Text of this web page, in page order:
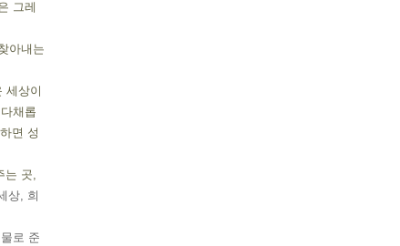
그레
아내는
세상이
채롭
면 성
는 곳,
상, 희
로 준